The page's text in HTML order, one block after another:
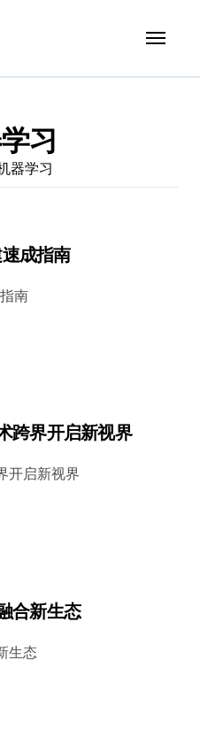
习
器学习
成指南
南
跨界开启新视界
开启新视界
合新生态
生态